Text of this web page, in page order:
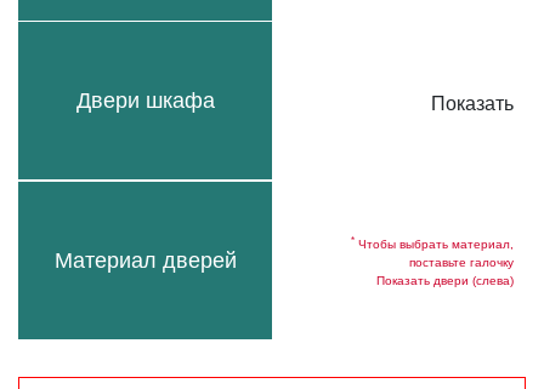
Двери шкафа
Материал дверей
Показать
* Чтобы выбрать материал,
поставьте галочку
Показать двери (слева)